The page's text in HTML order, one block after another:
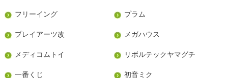
フリーイング プラム
プレイアーツ改 メガハウス
メディコムトイ リボルテックヤマグチ
一番くじ 初音ミク